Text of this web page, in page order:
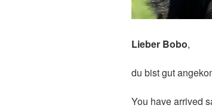
Lieber Bobo,
du bist gut
You have arrived